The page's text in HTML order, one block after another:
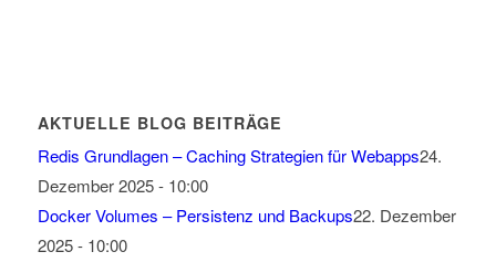
AKTUELLE BLOG BEITRÄGE
Redis Grundlagen – Caching Strategien für Webapps24.
Dezember 2025 - 10:00
Docker Volumes – Persistenz und Backups22. Dezember
2025 - 10:00